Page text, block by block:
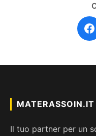
MATERASSOIN.IT
Il tuo partner per un